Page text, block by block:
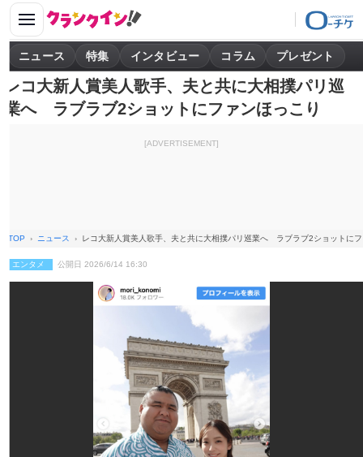
ニュース 特集 インタビュー コラム プレゼント
レコ大新人賞美人歌手、夫と共に大相撲パリ巡
業へ ラブラブ2ショットにファンほっこり
[ADVERTISEMENT]
TOP ニュース レコ大新人賞美人歌手、夫と共に大相撲パリ巡業へ ラブラブ2ショットに
エンタメ 公開日 2026/6/14 16:30